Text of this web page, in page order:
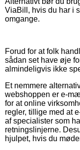
ViaBill, hvis du har i
omgange.
Forud for at folk
sådan set have øje
almindeligvis ikke
Et nemmere
webshoppen er e-
for at online
regler, tillige med at
af specialister som
retningslinjerne.
hjulpet, hvis du